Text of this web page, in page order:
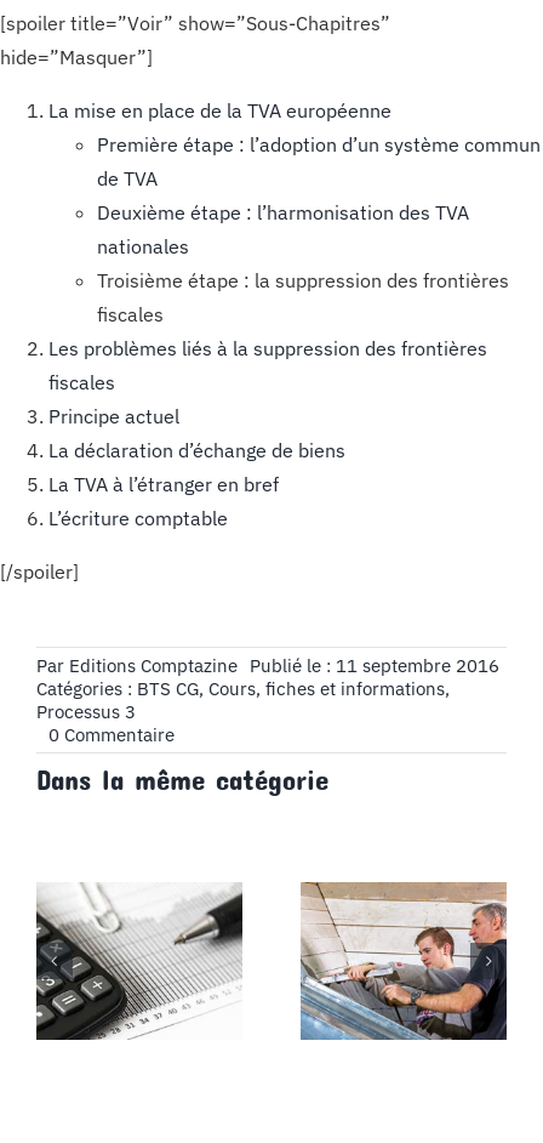
[spoiler title=”Voir” show=”Sous-Chapitres”
hide=”Masquer”]
La mise en place de la TVA européenne
Première étape : l’adoption d’un système commun
de TVA
Deuxième étape : l’harmonisation des TVA
nationales
Troisième étape : la suppression des frontières
fiscales
Les problèmes liés à la suppression des frontières
fiscales
Principe actuel
La déclaration d’échange de biens
La TVA à l’étranger en bref
L’écriture comptable
[/spoiler]
Par Editions Comptazine Publié le : 11 septembre 2016
Catégories : BTS CG, Cours, fiches et informations,
Processus 3
0 Commentaireon
Chapitre
3
1
:
La
mise
en
place
de
Dans la même catégorie
Les soldes
intermédiaires
de gestion
Déroulement
d’un stage